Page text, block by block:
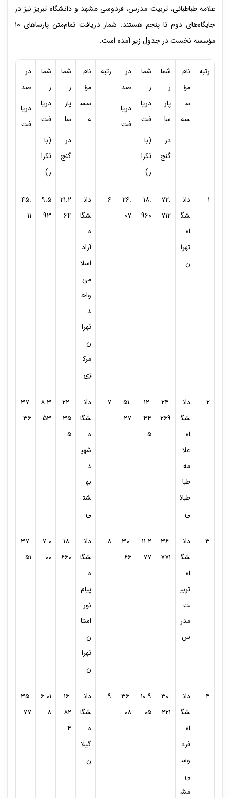
علامه طباطبائی، تربیت مدرس، فردوسی مشهد و دانشگاه تبریز نیز در
جایگاه‌های دوم تا پنجم هستند. شمار دریافت تمام‌متن پارساهای ۱۰
مؤسسه نخست در جدول زیر آمده است.
رتبه
نام
مؤ
س
سه
شما
ر
پار
سا
در
گنج
شما
ر
دریا
فت
(با
تکرا
ر)
در
صد
دریا
فت
رتبه
نام
مؤ
سس
ه
شما
ر
پار
سا
در
گنج
شما
ر
دریا
فت
(با
تکرا
ر)
در
صد
دریا
فت
۱
دان
شگ
اه
تهرا
ن
۷۲.
۷۱۲
۱۸.
۹۶۰
۲۶.
۰۷
۶
دان
شگا
ه
آزاد
اسلا
می
واح
د
تهرا
ن
مرک
زی
۲۱.۲
۶۴
۹.۵
۹۳
۴۵.
۱۱
۲
دان
شگ
اه
علا
مه
طبا
طبائ
ی
۲۴.
۲۶۹
۱۲.
۴۴
۵
۵۱.
۲۷
۷
دان
شگا
ه
شهی
د
به
شت
ی
۲۲.
۳۵
۵
۸.۳
۵۳
۳۷.
۳۶
۳
دان
شگ
اه
تربی
ت
مدر
س
۳۶.
۷۷۱
۱۱.۲
۷۷
۳۰.
۶۶
۸
دان
شگا
ه
پیام
نور
استا
ن
تهرا
ن
۱۸.
۶۶۰
۷.۰
۰۰
۳۷.
۵۱
۴
دان
شگ
اه
فرد
وس
ی
مش
۳۰.
۲۲۱
۱۰.۹
۰۵
۳۶.
۰۸
۹
دان
شگا
ه
گیلا
ن
۱۶.
۸۲
۴
۶.۰۱
۸
۳۵.
۷۷